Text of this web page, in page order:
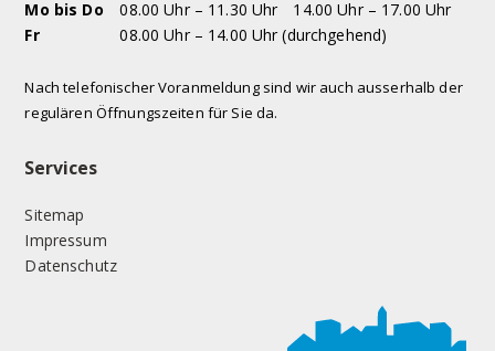
WOCHENTAG VORMITTAG NACHMITTAG
Mo bis Do 08.00 Uhr – 11.30 Uhr
14.00 Uhr – 17.00 Uhr
Fr
08.00 Uhr – 14.00 Uhr (durchgehend)
Nach telefonischer Voranmeldung sind wir auch ausserhalb der
regulären Öffnungszeiten für Sie da.
Services
Sitemap
Impressum
Datenschutz